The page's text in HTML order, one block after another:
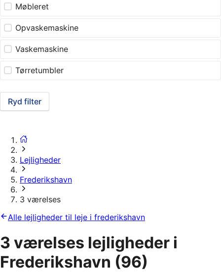
Møbleret
Opvaskemaskine
Vaskemaskine
Tørretumbler
Ryd filter
Lejligheder
Frederikshavn
3 værelses
Alle lejligheder til leje i frederikshavn
3 værelses lejligheder i
Frederikshavn (96)